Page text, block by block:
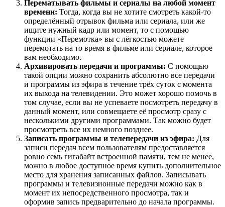
Перематывать фильмы и сериалы на любой момент
времени: Тогда, когда вы не хотите смотреть какой-то
определённый отрывок фильма или сериала, или же
ищите нужный кадр или момент, то с помощью
функции «Перемотка» вы с лёгкостью можете
перемотать на то время в фильме или сериале, которое
вам необходимо.
Архивировать передачи и программы: С помощью
такой опции можно сохранить абсолютно все передачи
и программы из эфира в течение трёх суток с момента
их выхода на телевидении. Это может хорошо помочь в
том случае, если вы не успеваете посмотреть передачу в
данный момент, или совмещаете её просмотр сразу с
несколькими другими программами. Так можно будет
просмотреть все их немного позднее.
Записать программы и телепередачи из эфира: Для
записи передач всем пользователям предоставляется
ровно семь гигабайт встроенной памяти, тем не менее,
можно в любое доступное время купить дополнительное
место для хранения записанных файлов. Записывать
программы и телевизионные передачи можно как в
момент их непосредственного просмотра, так и
оформив запись предварительно до начала программы.